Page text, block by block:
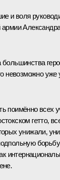
и воля
армии
невозможно
поимённо всех
гетто,
унижали,